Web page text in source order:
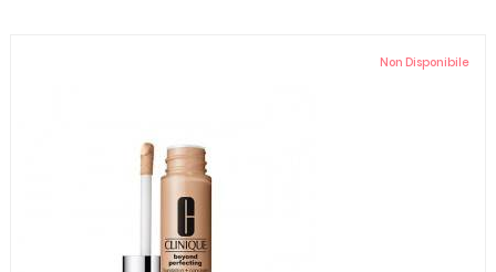
Non Disponibile